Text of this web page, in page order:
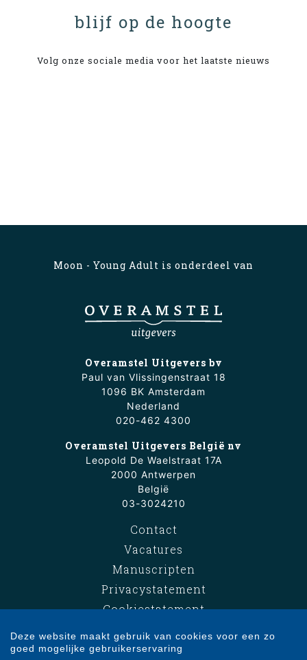
blijf op de hoogte
Volg onze sociale media voor het laatste nieuws
Moon - Young Adult is onderdeel van
Overamstel Uitgevers bv
Paul van Vlissingenstraat 18
1096 BK Amsterdam
Nederland
020-462 4300
Overamstel Uitgevers België nv
Leopold De Waelstraat 17A
2000 Antwerpen
België
03-3024210
Contact
Vacatures
Manuscripten
Privacystatement
Cookiestatement
Deze website maakt gebruik van cookies voor een zo
goed mogelijke gebruikerservaring